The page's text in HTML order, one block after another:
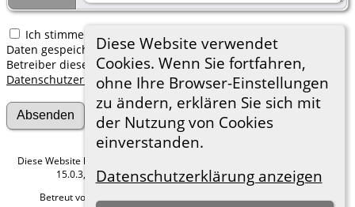
Diese Website verwendet
Cookies. Wenn Sie fortfahren,
ohne Ihre Browser-Einstellungen
zu ändern, erklären Sie sich mit
der Nutzung von Cookies
einverstanden.
Datenschutzerklärung anzeigen
Ich stimme zu, dass meine hier erfassten persönlichen
Daten gespeichert werden. Ich verstehe, dass ich jederzeit den
Betreiber dieser Website bitten kann, diese Daten zu löschen.
Datenschutzerklärung
Diese Website läuft mit
15.0.3, programmiert von Darrin Lythgoe © 2001-2026.
Betreut von